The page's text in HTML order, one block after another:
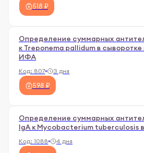
518 ₽
Определение суммарных
к Treponema pallidum в
ИФА
Код: 807 3 дня
598 ₽
Определение суммарных
IgА к Mycobacterium tuberculosis
Код: 1088 4 дня